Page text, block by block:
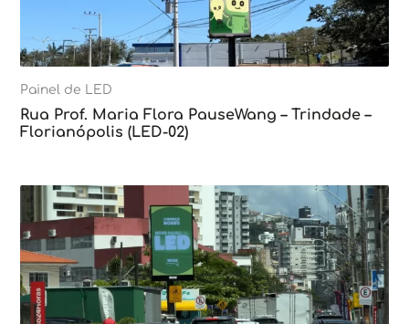
Painel de LED
Rua Prof. Maria Flora PauseWang – Trindade –
Florianópolis (LED-02)